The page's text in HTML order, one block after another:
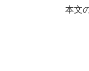
本文